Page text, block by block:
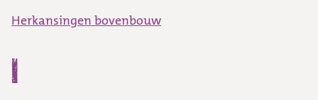
Herkansingen bovenbouw
I